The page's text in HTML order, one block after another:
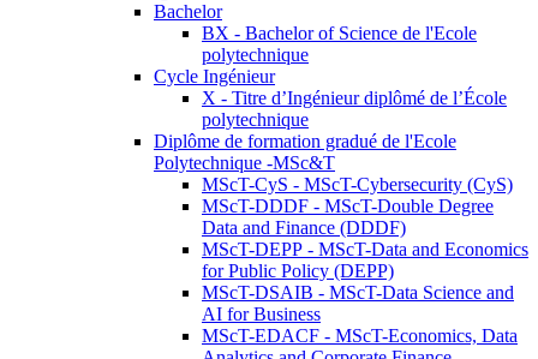
Bachelor
BX - Bachelor of Science de l'Ecole
polytechnique
Cycle Ingénieur
X - Titre d’Ingénieur diplômé de l’École
polytechnique
Diplôme de formation gradué de l'Ecole
Polytechnique -MSc&T
MScT-CyS - MScT-Cybersecurity (CyS)
MScT-DDDF - MScT-Double Degree
Data and Finance (DDDF)
MScT-DEPP - MScT-Data and Economics
for Public Policy (DEPP)
MScT-DSAIB - MScT-Data Science and
AI for Business
MScT-EDACF - MScT-Economics, Data